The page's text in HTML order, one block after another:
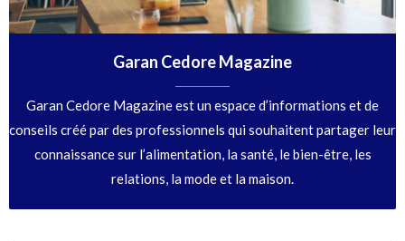
Garan Cedore Magazine
Garan Cedore Magazine est un espace d’informations et de
conseils créé par des professionnels qui souhaitent partager leur
connaissance sur l’alimentation, la santé, le bien-être, les
relations, la mode et la maison.